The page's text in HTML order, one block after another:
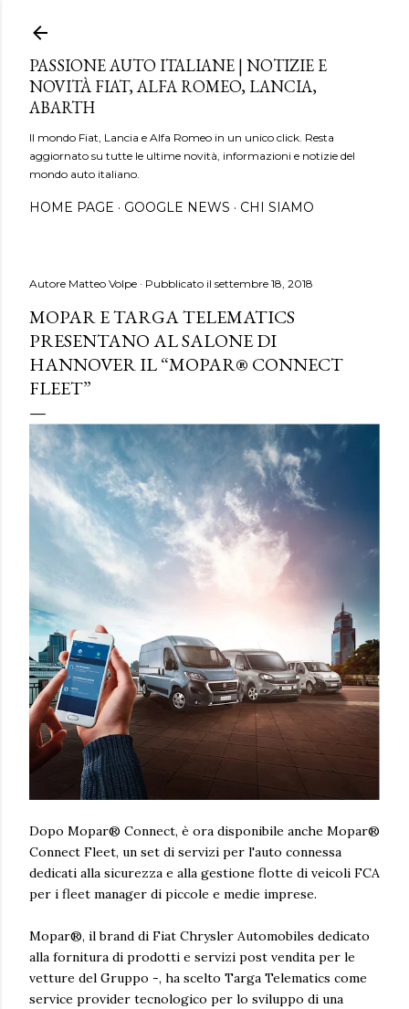
PASSIONE AUTO ITALIANE | NOTIZIE E
NOVITÀ FIAT, ALFA ROMEO, LANCIA,
ABARTH
Il mondo Fiat, Lancia e Alfa Romeo in un unico click. Resta
aggiornato su tutte le ultime novità, informazioni e notizie del
mondo auto italiano.
HOME PAGE GOOGLE NEWS CHI SIAMO
Autore Matteo Volpe Pubblicato il settembre 18, 2018
MOPAR E TARGA TELEMATICS
PRESENTANO AL SALONE DI
HANNOVER IL “MOPAR® CONNECT
FLEET”
Dopo Mopar® Connect, è ora disponibile anche Mopar®
Connect Fleet, un set di servizi per l'auto connessa
dedicati alla sicurezza e alla gestione flotte di veicoli FCA
per i fleet manager di piccole e medie imprese.
Mopar®, il brand di Fiat Chrysler Automobiles dedicato
alla fornitura di prodotti e servizi post vendita per le
vetture del Gruppo -, ha scelto Targa Telematics come
service provider tecnologico per lo sviluppo di una